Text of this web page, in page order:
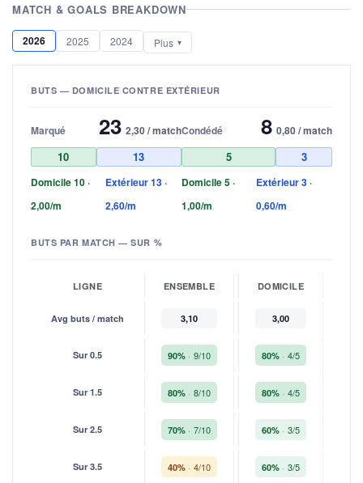
MATCH & GOALS BREAKDOWN
2026 2025 2024 Plus
BUTS — DOMICILE CONTRE EXTÉRIEUR
Marqué 23 2,30 / match
10 13
Domicile 10 ·
2,00/m
Extérieur 13 ·
2,60/m
Condédé 8 0,80 / match
5 3
Domicile 5 ·
1,00/m
Extérieur 3 ·
0,60/m
BUTS PAR MATCH — SUR %
LIGNE ENSEMBLE DOMICILE
Avg buts / match 3,10 3,00
Sur 0.5 90% 9/10 80% 4/5
Sur 1.5 80% 8/10 80% 4/5
Sur 2.5 70% 7/10 60% 3/5
Sur 3.5 40% 4/10 60% 3/5